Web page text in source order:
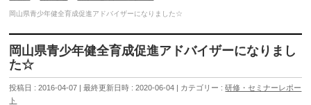
岡山県青少年健全育成促進アドバイザーになりました☆
岡山県青少年健全育成促進アドバイザーになりまし
た☆
投稿日 : 2016-04-07 最終更新日時 : 2020-06-04 カテゴリー :研修・セミナーレポー
ト